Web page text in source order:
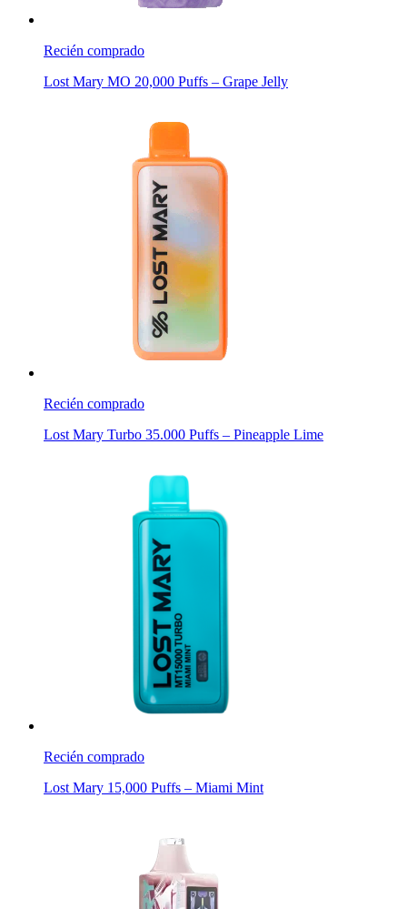
Recién comprado
Lost Mary MO 20,000 Puffs – Grape Jelly
Recién comprado
Lost Mary Turbo 35.000 Puffs – Pineapple Lime
Recién comprado
Lost Mary 15,000 Puffs – Miami Mint